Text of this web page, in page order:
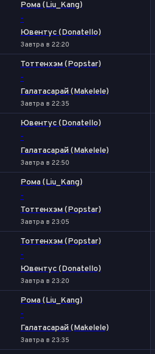
Рома (Liu_Kang)
-
Ювентус (Donatello)
Завтра в 22:20
Тоттенхэм (Popstar)
-
Галатасарай (Makelele)
Завтра в 22:35
Ювентус (Donatello)
-
Галатасарай (Makelele)
Завтра в 22:50
Рома (Liu_Kang)
-
Тоттенхэм (Popstar)
Завтра в 23:05
Тоттенхэм (Popstar)
-
Ювентус (Donatello)
Завтра в 23:20
Рома (Liu_Kang)
-
Галатасарай (Makelele)
Завтра в 23:35